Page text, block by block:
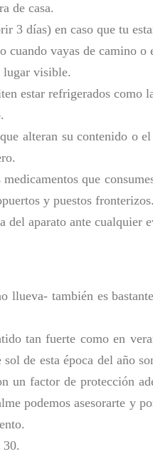
de casa.
3 días) en caso que tu
cuando vayas de camino o
lugar visible.
estar refrigerados
alteran su contenido o
que
y puestos fronterizos.
aparato ante cualquier
llueva- también es
tan fuerte como en
de esta época del año
un factor de protección
podemos asesorarte y